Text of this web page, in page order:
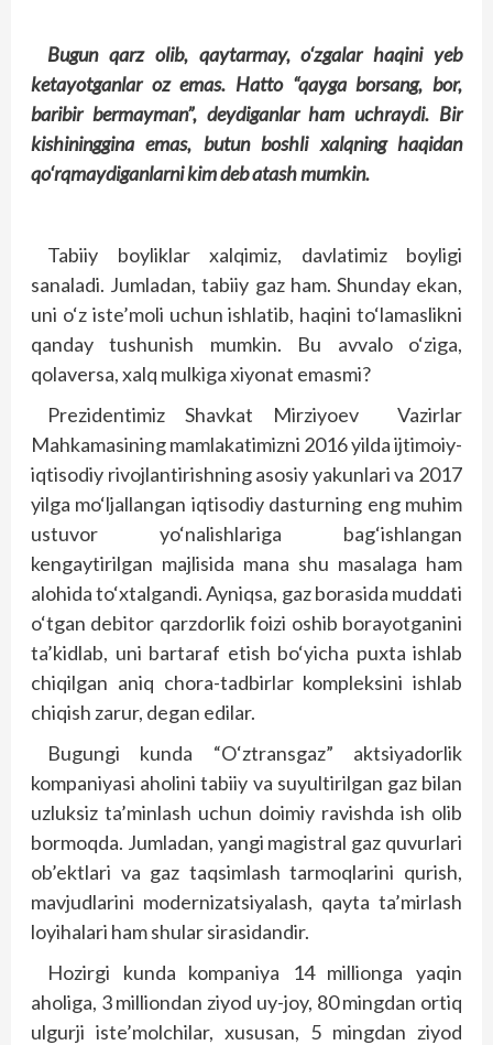
Bugun qarz olib, qaytarmay, o‘zgalar haqini yeb
ketayotganlar oz emas. Hatto “qayga borsang, bor,
baribir bermayman”, deydiganlar ham uchraydi. Bir
kishininggina emas, butun boshli xalqning haqidan
qo‘rqmaydiganlarni kim deb atash mumkin.
Tabiiy boyliklar xalqimiz, davlatimiz boyligi
sanaladi. Jumladan, tabiiy gaz ham. Shunday ekan,
uni o‘z iste’moli uchun ishlatib, haqini to‘lamaslikni
qanday tushunish mumkin. Bu avvalo o‘ziga,
qolaversa, xalq mulkiga xiyonat emasmi?
Prezidentimiz Shavkat Mirziyoev Vazirlar
Mahkamasining mamlakatimizni 2016 yilda ijtimoiy-
iqtisodiy rivojlantirishning asosiy yakunlari va 2017
yilga mo‘ljallangan iqtisodiy dasturning eng muhim
ustuvor yo‘nalishlariga bag‘ishlangan
kengaytirilgan majlisida mana shu masalaga ham
alohida to‘xtalgandi. Ayniqsa, gaz borasida muddati
o‘tgan debitor qarzdorlik foizi oshib borayotganini
ta’kidlab, uni bartaraf etish bo‘yicha puxta ishlab
chiqilgan aniq chora-tadbirlar kompleksini ishlab
chiqish zarur, degan edilar.
Bugungi kunda “O‘ztransgaz” aktsiyadorlik
kompaniyasi aholini tabiiy va suyultirilgan gaz bilan
uzluksiz ta’minlash uchun doimiy ravishda ish olib
bormoqda. Jumladan, yangi magistral gaz quvurlari
ob’ektlari va gaz taqsimlash tarmoqlarini qurish,
mavjudlarini modernizatsiyalash, qayta ta’mirlash
loyihalari ham shular sirasidandir.
Hozirgi kunda kompaniya 14 millionga yaqin
aholiga, 3 milliondan ziyod uy-joy, 80 mingdan ortiq
ulgurji iste’molchilar, xususan, 5 mingdan ziyod